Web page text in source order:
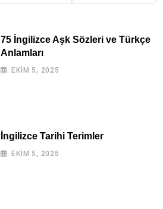
75 İngilizce Aşk Sözleri ve Türkçe
Anlamları
EKIM 5, 2025
İngilizce Tarihi Terimler
EKIM 5, 2025